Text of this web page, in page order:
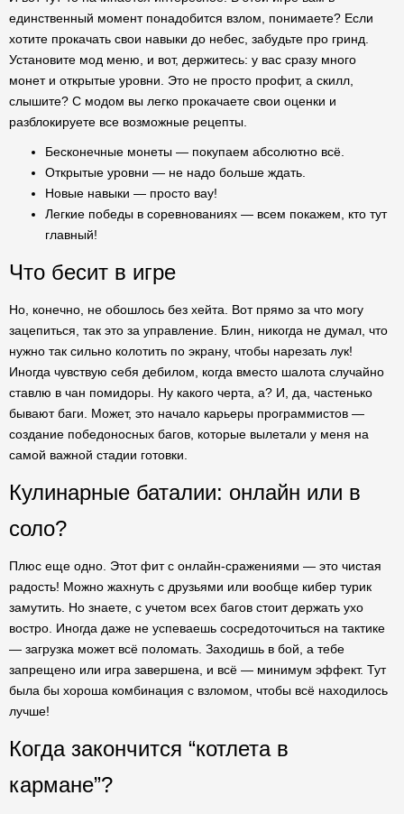
единственный момент понадобится взлом, понимаете? Если
хотите прокачать свои навыки до небес, забудьте про гринд.
Установите мод меню, и вот, держитесь: у вас сразу много
монет и открытые уровни. Это не просто профит, а скилл,
слышите? С модом вы легко прокачаете свои оценки и
разблокируете все возможные рецепты.
Бесконечные монеты — покупаем абсолютно всё.
Открытые уровни — не надо больше ждать.
Новые навыки — просто вау!
Легкие победы в соревнованиях — всем покажем, кто тут
главный!
Что бесит в игре
Но, конечно, не обошлось без хейта. Вот прямо за что могу
зацепиться, так это за управление. Блин, никогда не думал, что
нужно так сильно колотить по экрану, чтобы нарезать лук!
Иногда чувствую себя дебилом, когда вместо шалота случайно
ставлю в чан помидоры. Ну какого черта, а? И, да, частенько
бывают баги. Может, это начало карьеры программистов —
создание победоносных багов, которые вылетали у меня на
самой важной стадии готовки.
Кулинарные баталии: онлайн или в
соло?
Плюс еще одно. Этот фит с онлайн-сражениями — это чистая
радость! Можно жахнуть с друзьями или вообще кибер турик
замутить. Но знаете, с учетом всех багов стоит держать ухо
востро. Иногда даже не успеваешь сосредоточиться на тактике
— загрузка может всё поломать. Заходишь в бой, а тебе
запрещено или игра завершена, и всё — минимум эффект. Тут
была бы хороша комбинация с взломом, чтобы всё находилось
лучше!
Когда закончится “котлета в
кармане”?